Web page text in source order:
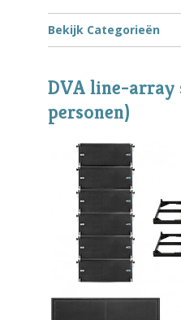
Bekijk Categorieën
DVA line-array
personen)